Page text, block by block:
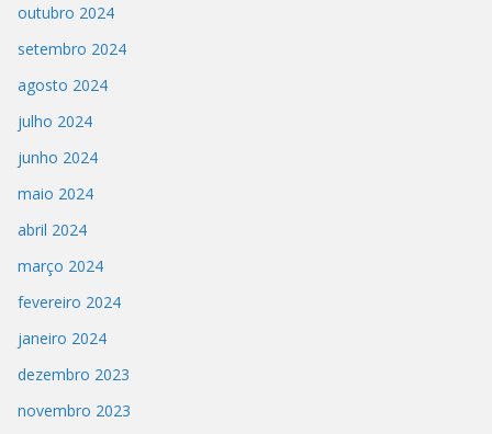
outubro 2024
setembro 2024
agosto 2024
julho 2024
junho 2024
maio 2024
abril 2024
março 2024
fevereiro 2024
janeiro 2024
dezembro 2023
novembro 2023